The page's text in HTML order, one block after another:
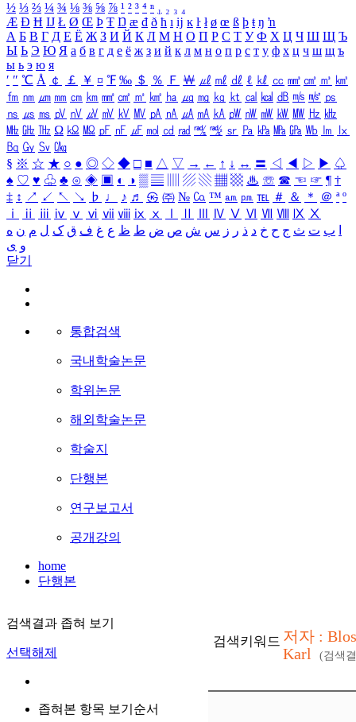
½ ⅓ ⅔ ¼ ¾ ⅛ ⅜ ⅝ ⅞ ¹ ² ³ ⁴ ⁿ ₁ ₂ ₃ ₄
Æ Ð Ħ Ĳ Ł Ø Œ Þ Ŧ Ŋ æ đ ð ħ ı ĳ ĸ ŀ ł ø œ ß þ ŧ ŋ ŉ
А Б В Г Д Е Ё Ж З И Й К Л М Н О П Р С Т У Ф Х Ц Ч Ш Щ Ъ
Ы Ь Э Ю Я а б в г д е ё ж з и й к л м н о п р с т у ф х ц ч ш щ ъ
ы ь э ю я
′ ″ ℃ Å ￠ ￡ ￥ ¤ ℉ ‰ ＄ ％ Ｆ ￦ ㎕ ㎖ ㎗ ℓ ㎘ ㏄ ㎣ ㎤ ㎥ ㎦
㎙ ㎚ ㎛ ㎜ ㎝ ㎞ ㎟ ㎠ ㎡ ㎢ ㏊ ㎍ ㎎ ㎏ ㏏ ㎈ ㎉ ㏈ ㎧ ㎨ ㎰
㎱ ㎲ ㎳ ㎴ ㎵ ㎶ ㎷ ㎸ ㎹ ㎀ ㎁ ㎂ ㎃ ㎄ ㎺ ㎻ ㎽ ㎾ ㎿ ㎐ ㎑
㎒ ㎓ ㎔ Ω ㏀ ㏁ ㎊ ㎋ ㎌ ㏖ ㏅ ㎭ ㎮ ㎯ ㏛ ㎩ ㎪ ㎫ ㎬ ㏝ ㏐
㏓
㏃ ㏉ ㏜ ㏆
§ ※ ☆ ★ ○ ● ◎ ◇ ◆ □ ■ △ ▽ → ← ↑ ↓ ↔ 〓 ◁ ◀ ▷ ▶ ♤
♠ ♡ ♥ ♧ ♣ ⊙ ◈ ▣ ◐ ◑ ▒ ▤ ▨ ▧ ▦ ▩ ♨ ☏ ☎ ☜ ☞ ¶ †
‡ ↕ ↗ ↙ ↖ ↘ ♭ ♩ ♪ ♬ ㉿ ㈜ № ㏇ ™ ㏂ ㏘ ℡ ＃ ＆ ＊ ＠ ª º
ⅰ
ⅱ ⅲ ⅳ ⅴ ⅵ ⅶ ⅷ ⅸ ⅹ Ⅳ Ⅴ Ⅵ Ⅶ Ⅷ Ⅸ Ⅹ
ب ت ث ج ح خ د ذ ر ز س ش ص ض ط ظ ع غ ف ق ک ل م ن ه
و ی
닫기
통합검색
국내학술논문
학위논문
해외학술논문
학술지
단행본
연구보고서
공개강의
home
단행본
검색결과 좁혀 보기
선택해제
좁혀본 항목 보기순서
검색키워드 저자 :
Karl
(검색